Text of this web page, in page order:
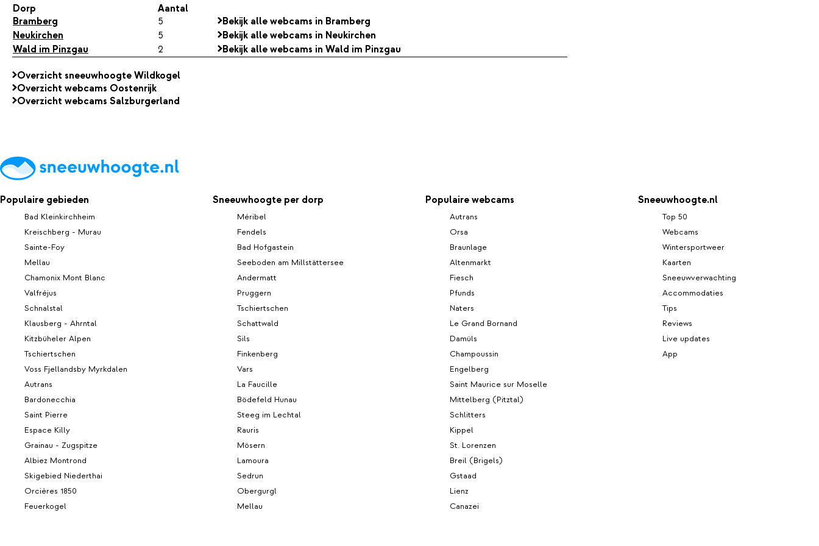
Dorp
Aantal
Bramberg
5
Bekijk alle webcams in Bramberg
Neukirchen
5
Bekijk alle webcams in Neukirchen
Wald im Pinzgau
2 Bekijk alle webcams in Wald im Pinzgau
Overzicht sneeuwhoogte Wildkogel
Overzicht webcams Oostenrijk
Overzicht webcams Salzburgerland
Populaire gebieden
Bad Kleinkirchheim
Kreischberg - Murau
Sainte-Foy
Mellau
Chamonix Mont Blanc
Valfréjus
Schnalstal
Klausberg - Ahrntal
Kitzbüheler Alpen
Tschiertschen
Voss Fjellandsby Myrkdalen
Autrans
Bardonecchia
Saint Pierre
Espace Killy
Grainau - Zugspitze
Albiez Montrond
Skigebied Niederthai
Orcières 1850
Feuerkogel
Sneeuwhoogte per dorp
Méribel
Fendels
Bad Hofgastein
Seeboden am Millstättersee
Andermatt
Pruggern
Tschiertschen
Schattwald
Sils
Finkenberg
Vars
La Faucille
Bödefeld Hunau
Steeg im Lechtal
Rauris
Mösern
Lamoura
Sedrun
Obergurgl
Mellau
Populaire webcams
Autrans
Orsa
Braunlage
Altenmarkt
Fiesch
Pfunds
Naters
Le Grand Bornand
Damüls
Champoussin
Engelberg
Saint Maurice sur Moselle
Mittelberg (Pitztal)
Schlitters
Kippel
St. Lorenzen
Breil (Brigels)
Gstaad
Lienz
Canazei
Sneeuwhoogte.nl
Top 50
Webcams
Wintersportweer
Kaarten
Sneeuwverwachting
Accommodaties
Tips
Reviews
Live updates
App